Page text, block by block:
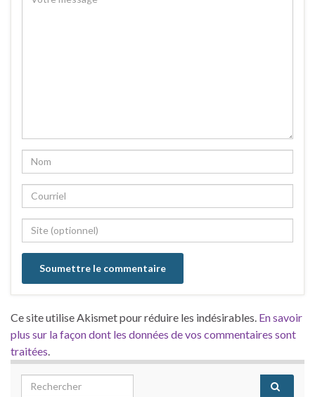
Ce site utilise Akismet pour réduire les indésirables. En savoir
plus sur la façon dont les données de vos commentaires sont
traitées
Search for: